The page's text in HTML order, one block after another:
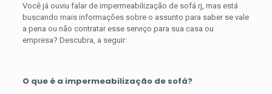
Você já ouviu falar de impermeabilização de sofá rj, mas está
buscando mais informações sobre o assunto para saber se vale
a pena ou não contratar esse serviço para sua casa ou
empresa? Descubra, a seguir:
O que é a impermeabilização de sofá?